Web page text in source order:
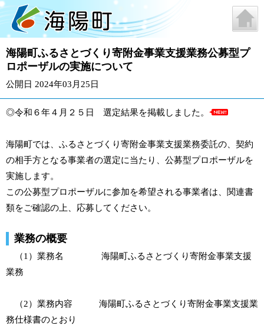
海陽町ふるさとづくり寄附金事業支援業務公募型プ
ロポーザルの実施について
公開日 2024年03月25日
◎令和６年４月２５日 選定結果を掲載しました。
海陽町では、ふるさとづくり寄附金事業支援業務委託の、契約
の相手方となる事業者の選定に当たり、公募型プロポーザルを
実施します。
この公募型プロポーザルに参加を希望される事業者は、関連書
類をご確認の上、応募してください。
業務の概要
（1）業務名 海陽町ふるさとづくり寄附金事業支援
業務
（2）業務内容 海陽町ふるさとづくり寄附金事業支援業
務仕様書のとおり